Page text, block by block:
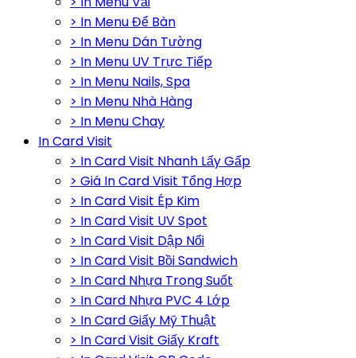
> In Menu Để Bàn
> In Menu Dán Tường
> In Menu UV Trực Tiếp
> In Menu Nails, Spa
> In Menu Nhà Hàng
> In Menu Chay
In Card Visit
> In Card Visit Nhanh Lấy Gấp
> Giá In Card Visit Tổng Hợp
> In Card Visit Ép Kim
> In Card Visit UV Spot
> In Card Visit Dập Nổi
> In Card Visit Bồi Sandwich
> In Card Nhựa Trong Suốt
> In Card Nhựa PVC 4 Lớp
> In Card Giấy Mỹ Thuật
> In Card Visit Giấy Kraft